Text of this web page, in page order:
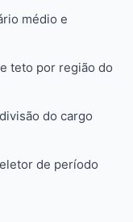
médio e
teto por região do
do cargo
de período